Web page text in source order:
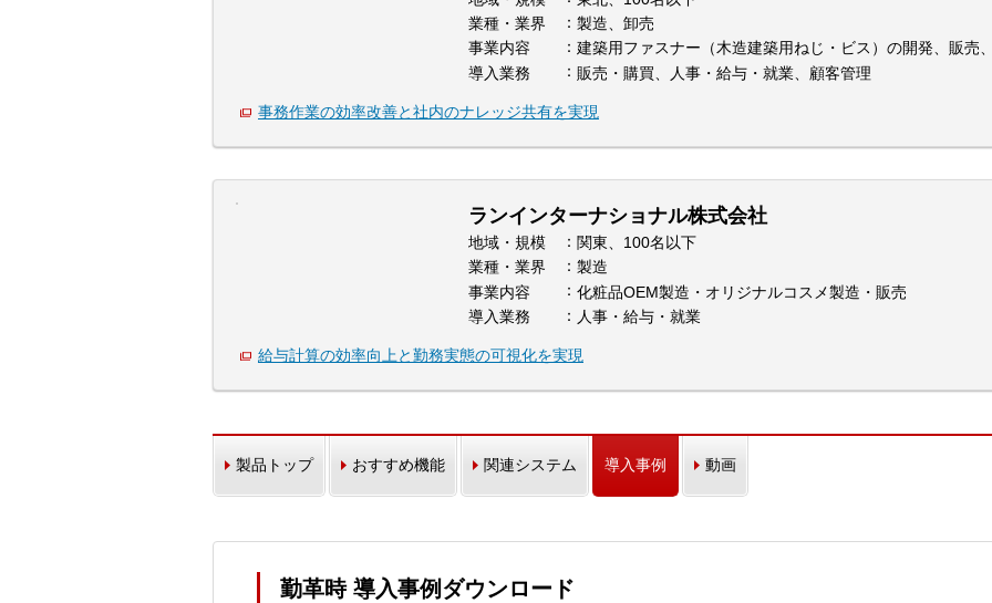
業種・業界
製造、卸売
事業内容
建築用ファスナー（木造建築用ねじ・ビス）の開発、販売
導入業務
販売・購買、人事・給与・就業、顧客管理
事務作業の効率改善と社内のナレッジ共有を実現
ランインターナショナル株式会社
地域・規模
関東、100名以下
業種・業界
製造
事業内容
化粧品OEM製造・オリジナルコスメ製造・販売
導入業務
人事・給与・就業
給与計算の効率向上と勤務実態の可視化を実現
製品トップ おすすめ機能 関連システム 導入事例 動画
勤革時 導入事例ダウンロード